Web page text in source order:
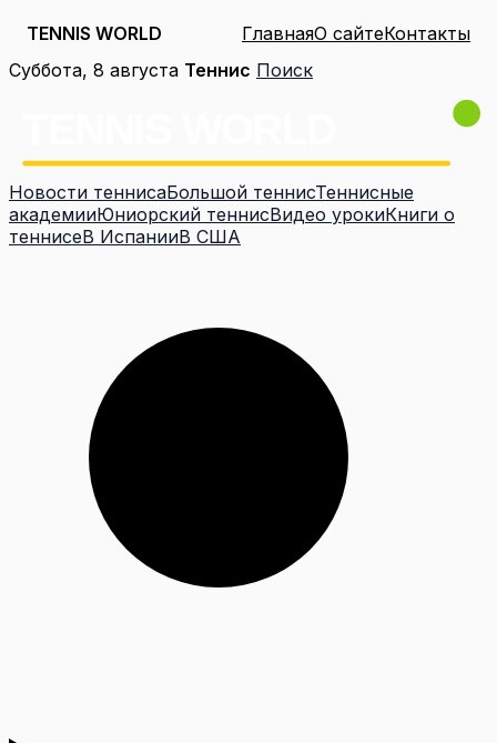
TENNIS WORLD ГлавнаяО сайтеКонтакты
Перейти
Суббота, 8 августа Теннис Поиск
Новости теннисаБольшой теннисТеннисные
академииЮниорский теннисВидео урокиКниги о
теннисеВ ИспанииВ США